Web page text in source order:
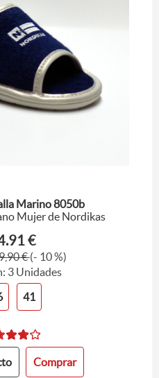
Marino 8050b
Mujer de Nordikas
€
€(- 10 %)
3 Unidades
41
Comprar